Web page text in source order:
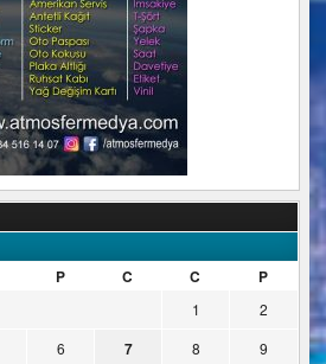
P C C P
1
2
6 7 8
9